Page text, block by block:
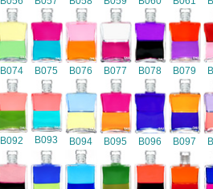
B074 B075 B076 B077 B078 B079
B092 B093 B094 B095 B096 B097